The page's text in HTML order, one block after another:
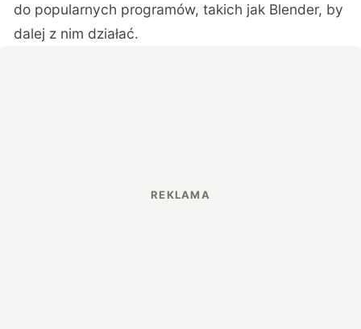
do popularnych programów, takich jak Blender, by
dalej z nim działać.